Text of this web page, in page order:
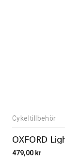
Cykeltillbehör
OXFORD
479,00 kr